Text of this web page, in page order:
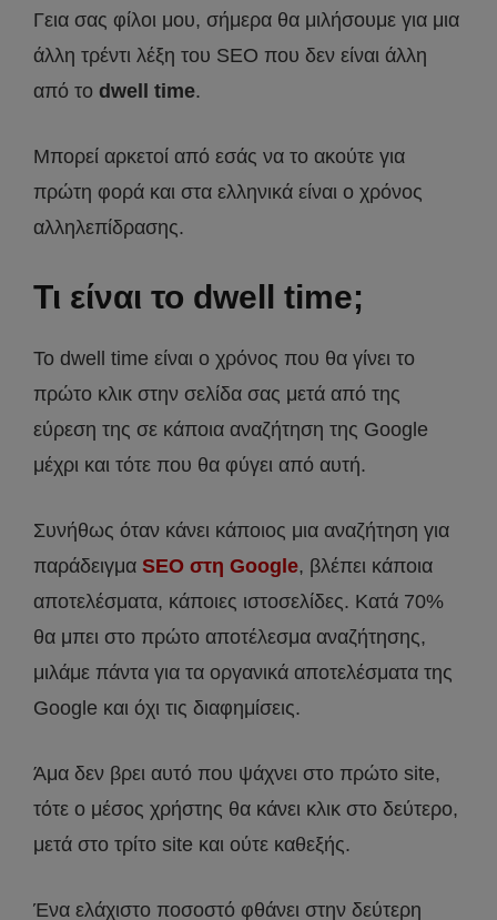
Γεια σας φίλοι μου, σήμερα θα μιλήσουμε για μια
άλλη τρέντι λέξη του SEO που δεν είναι άλλη
από το dwell time.
Μπορεί αρκετοί από εσάς να το ακούτε για
πρώτη φορά και στα ελληνικά είναι ο χρόνος
αλληλεπίδρασης.
Τι είναι το dwell time;
Το dwell time είναι ο χρόνος που θα γίνει το
πρώτο κλικ στην σελίδα σας μετά από της
εύρεση της σε κάποια αναζήτηση της Google
μέχρι και τότε που θα φύγει από αυτή.
Συνήθως όταν κάνει κάποιος μια αναζήτηση για
παράδειγμα SEO στη Google, βλέπει κάποια
αποτελέσματα, κάποιες ιστοσελίδες. Κατά 70%
θα μπει στο πρώτο αποτέλεσμα αναζήτησης,
μιλάμε πάντα για τα οργανικά αποτελέσματα της
Google και όχι τις διαφημίσεις.
Άμα δεν βρει αυτό που ψάχνει στο πρώτο site,
τότε ο μέσος χρήστης θα κάνει κλικ στο δεύτερο,
μετά στο τρίτο site και ούτε καθεξής.
Ένα ελάχιστο ποσοστό φθάνει στην δεύτερη